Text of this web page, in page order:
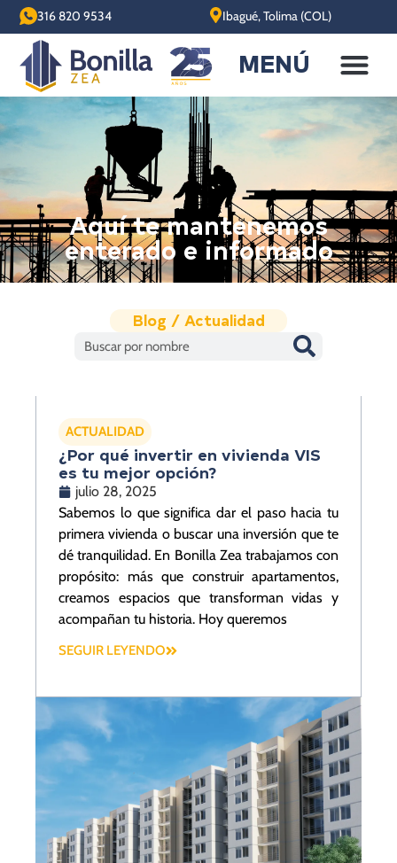
316 820 9534 Ibagué, Tolima (COL)
MENÚ
Aquí te mantenemos
enterado e informado
Blog / Actualidad
ACTUALIDAD
¿Por qué invertir en vivienda VIS
es tu mejor opción?
julio 28, 2025
Sabemos lo que significa dar el paso hacia tu
primera vivienda o buscar una inversión que te
dé tranquilidad. En Bonilla Zea trabajamos con
propósito: más que construir apartamentos,
creamos espacios que transforman vidas y
acompañan tu historia. Hoy queremos
SEGUIR LEYENDO